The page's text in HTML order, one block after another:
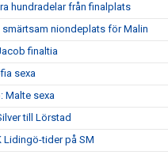
hundradelar från finalplats
smärtsam niondeplats för Malin
finaltia
sexa
Malte sexa
till Lörstad
Lidingö-tider på SM